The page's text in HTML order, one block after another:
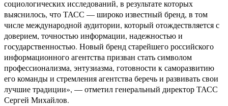
социологических исследований, в результате которых
выяснилось, что ТАСС — широко известный бренд, в том
числе международной аудитории, который отождествляется с
доверием, точностью информации, надежностью и
государственностью. Новый бренд старейшего российского
информационного агентства призван стать символом
профессионализма, энтузиазма, готовности к саморазвитию
его команды и стремления агентства беречь и развивать свои
лучшие традиции», — отметил генеральный директор ТАСС
Сергей Михайлов.